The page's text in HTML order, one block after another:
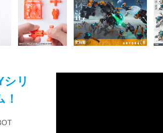
シリ